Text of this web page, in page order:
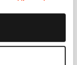
ошибка.
этого поля.